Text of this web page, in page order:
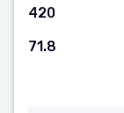
420
71.8